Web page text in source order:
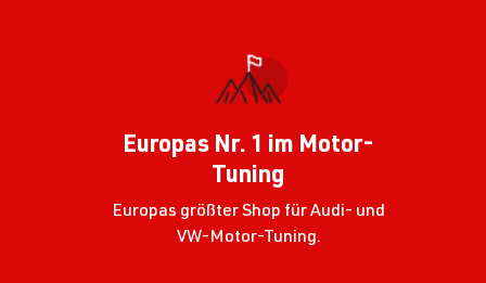
Europas Nr. 1 im Motor-
Tuning
Europas größter Shop für Audi- und
VW-Motor-Tuning.